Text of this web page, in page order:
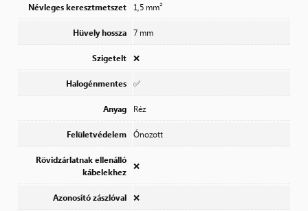
Névleges keresztmetszet 1,5 mm²
Hüvely hossza 7 mm
Szigetelt ❌
Halogénmentes ✅
Anyag Réz
Felületvédelem Ónozott
Rövidzárlatnak ellenálló
kábelekhez
❌
Azonosító zászlóval ❌